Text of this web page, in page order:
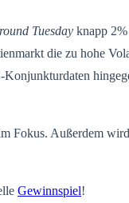
Tuesday knapp
die zu hohe
Fokus. Außerdem
Gewinnspiel!